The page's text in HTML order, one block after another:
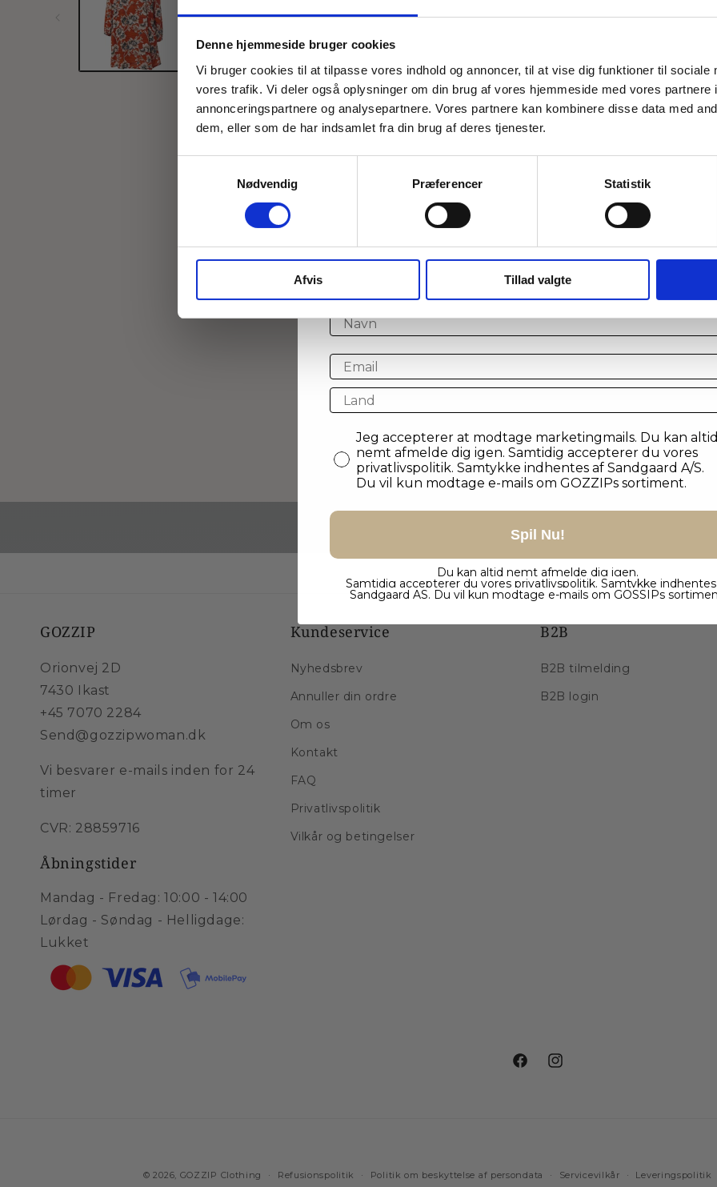
Denne hjemmeside bruger cookies
Vi bruger cookies til at tilpasse vores indhold og annoncer, til at vise dig funktioner til sociale
vores trafik. Vi deler også oplysninger om din brug af vores hjemmeside med vores partnere
annonceringspartnere og analysepartnere. Vores partnere kan kombinere disse data med
dem, eller som de har indsamlet fra din brug af deres tjenester.
Nødvendig
Præferencer Statistik
Afvis Tillad valgte
GOZZIP
Orionvej 2D
7430 Ikast
+45 7070 2284
Send@gozzipwoman.dk
Vi besvarer e-mails inden for 24
timer
CVR: 28859716
Åbningstider
Mandag - Fredag: 10:00 - 14:00
Lørdag - Søndag - Helligdage:
Lukket
Kundeservice
Nyhedsbrev
Annuller din ordre
Om os
Kontakt
FAQ
Privatlivspolitik
Vilkår og betingelser
B2B
B2B tilmelding
B2B login
FacebookInstagram
© 2026, GOZZIP Clothing Refusionspolitik Politik om beskyttelse af persondata Servicevilkår Leveringspolitik
-5% Rabat
Fri fragt
Bliv en del af VIP klubben og tag
spil!
Tilmeld din email for at få chancen til at vinde en præmie
tilmelde dig vores VIP-klub
Name
Email
country
consent
Jeg accepterer at modtage marketingmails. Du kan altid
nemt afmelde dig igen. Samtidig accepterer du vores
privatlivspolitik. Samtykke indhentes af Sandgaard A/S.
Du vil kun modtage e-mails om GOZZIPs sortiment.
Spil Nu!
Du kan altid nemt afmelde dig igen.
Samtidig accepterer du vores privatlivspolitik. Samtykke
Sandgaard AS. Du vil kun modtage e-mails om GOSSIPs